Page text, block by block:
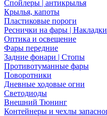
Спойлеры | антикрылья
Крылья, капоты
Пластиковые пороги
Реснички на фары | Накладки
Оптика и освещение
Фары передние
Задние фонари | Стопы
Противотуманные фары
Поворотники
Дневные ходовые огни
Светодиоды
Внешний Тюнинг
Контейнеры и чехлы